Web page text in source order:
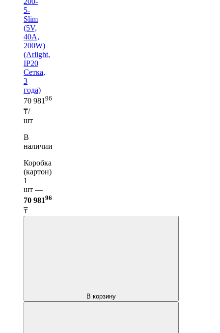
5-
Slim
(5V,
40A,
200W)
(Arlight,
IP20
Сетка,
3
года)
70 981 96
₸/
шт
В
наличии
Коробка
(картон)
1
шт —
70 98196
₸
В корзину